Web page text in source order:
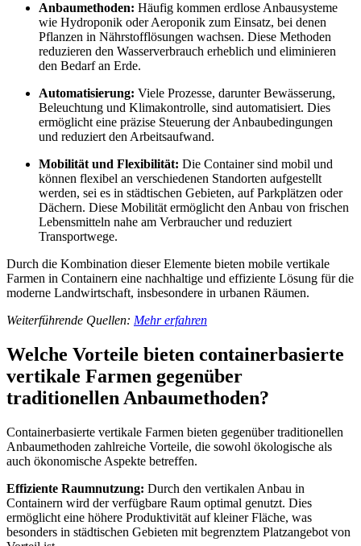
Anbaumethoden: Häufig kommen erdlose Anbausysteme
wie Hydroponik oder Aeroponik zum Einsatz, bei denen
Pflanzen in Nährstofflösungen wachsen. Diese Methoden
reduzieren den Wasserverbrauch erheblich und eliminieren
den Bedarf an Erde.
Automatisierung: Viele Prozesse, darunter Bewässerung,
Beleuchtung und Klimakontrolle, sind automatisiert. Dies
ermöglicht eine präzise Steuerung der Anbaubedingungen
und reduziert den Arbeitsaufwand.
Mobilität und Flexibilität: Die Container sind mobil und
können flexibel an verschiedenen Standorten aufgestellt
werden, sei es in städtischen Gebieten, auf Parkplätzen oder
Dächern. Diese Mobilität ermöglicht den Anbau von frischen
Lebensmitteln nahe am Verbraucher und reduziert
Transportwege.
Durch die Kombination dieser Elemente bieten mobile vertikale
Farmen in Containern eine nachhaltige und effiziente Lösung für die
moderne Landwirtschaft, insbesondere in urbanen Räumen.
Weiterführende Quellen: Mehr erfahren
Welche Vorteile bieten containerbasierte
vertikale Farmen gegenüber
traditionellen Anbaumethoden?
Containerbasierte vertikale Farmen bieten gegenüber traditionellen
Anbaumethoden zahlreiche Vorteile, die sowohl ökologische als
auch ökonomische Aspekte betreffen.
Effiziente Raumnutzung: Durch den vertikalen Anbau in
Containern wird der verfügbare Raum optimal genutzt. Dies
ermöglicht eine höhere Produktivität auf kleiner Fläche, was
besonders in städtischen Gebieten mit begrenztem Platzangebot von